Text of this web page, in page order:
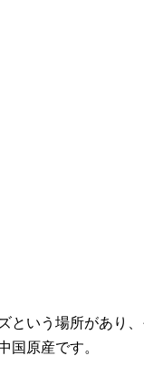
という場所があり
国原産です。